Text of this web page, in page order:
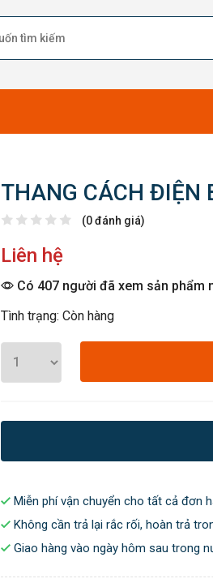
THANG CÁCH ĐIỆN
(0 đánh giá)
Liên hệ
Có 407 người đã xem sản phẩm
Tình trạng: Còn hàng
Miễn phí vận chuyển cho tất cả đơn
Không cần trả lại rắc rối, hoàn trả
Giao hàng vào ngày hôm sau trong